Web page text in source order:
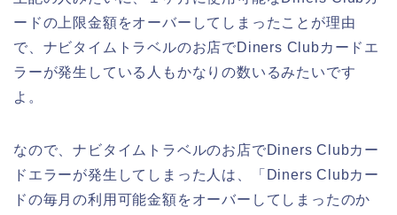
ードの上限金額をオーバーしてしまったことが理由
で、ナビタイムトラベルのお店でDiners Clubカードエ
ラーが発生している人もかなりの数いるみたいです
よ。
なので、ナビタイムトラベルのお店でDiners Clubカー
ドエラーが発生してしまった人は、「Diners Clubカー
ドの毎月の利用可能金額をオーバーしてしまったのか